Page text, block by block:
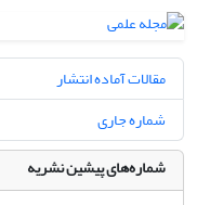
مقالات آماده انتشار
شماره جاری
شماره‌های پیشین نشریه